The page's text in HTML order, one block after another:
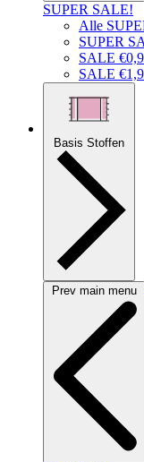
SUPER SALE!
Alle
SUPER
SALE
SALE
Basis Stoffen
Prev main menu